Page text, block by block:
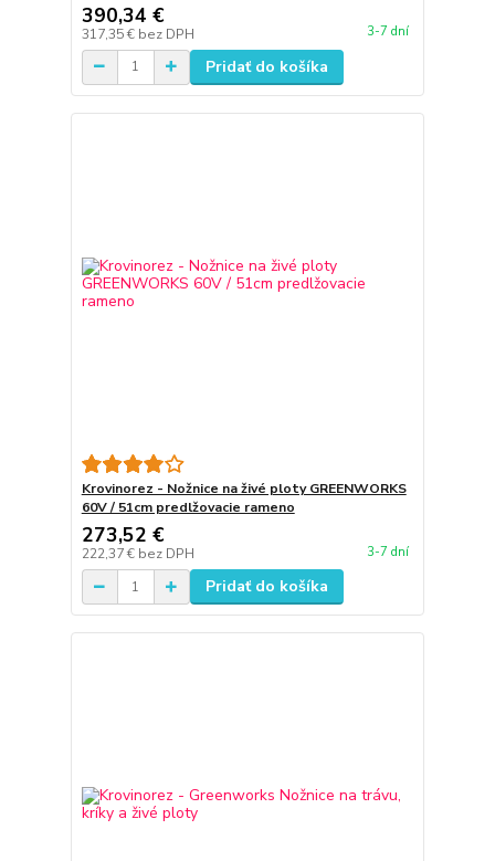
390,34 €
317,35 € bez DPH 3-7 dní
Pridať do košíka
Krovinorez - Nožnice na živé ploty GREENWORKS
60V / 51cm predlžovacie rameno
273,52 €
222,37 € bez DPH 3-7 dní
Pridať do košíka